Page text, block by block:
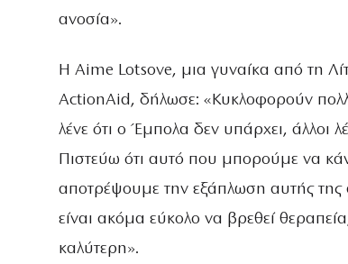
ανοσία».
Η Aime Lotsove, μια γυναίκα από τη
ActionAid, δήλωσε: «Κυκλοφορούν
λένε ότι ο Έμπολα δεν υπάρχει, άλλοι
Πιστεύω ότι αυτό που μπορούμε να
αποτρέψουμε την εξάπλωση αυτής της
είναι ακόμα εύκολο να βρεθεί
καλύτερη».